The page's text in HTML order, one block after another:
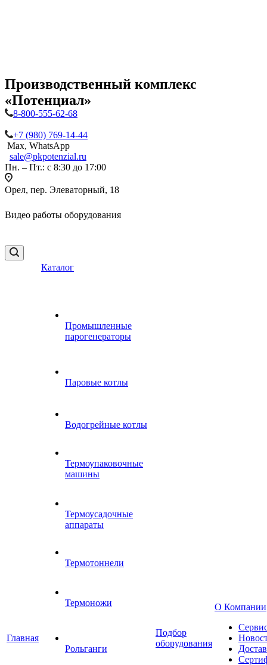
Производственный комплекс
«Потенциал»
8-800-555-62-68
+7 (980) 769-14-44
Max, WhatsApp
sale@pkpotenzial.ru
Пн. – Пт.: с 8:30 до 17:00
Орел, пер. Элеваторный, 18
Видео работы оборудования
Главная
Каталог
Промышленные
парогенераторы
Паровые котлы
Водогрейные котлы
Термоупаковочные
машины
Термоусадочные
аппараты
Термотоннели
Термоножи
Рольганги
Подбор
оборудования
О Компании